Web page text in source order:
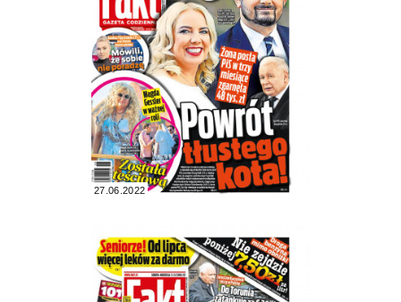
27.06.2022